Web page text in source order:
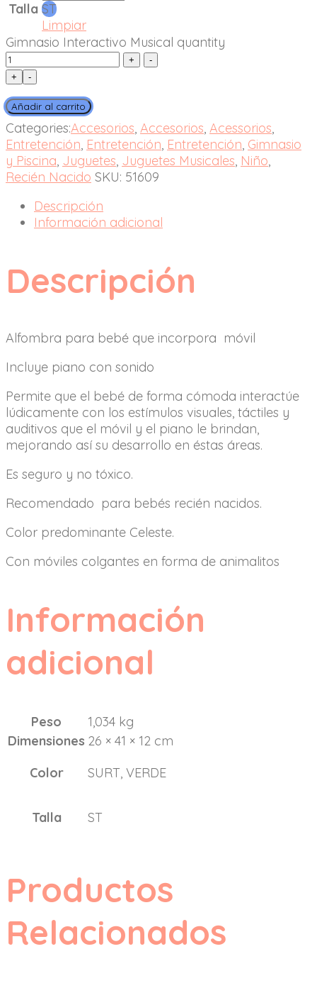
Talla ST
Limpiar
Gimnasio Interactivo Musical quantity
+ -
Añadir al carrito
Categories:Accesorios, Accesorios, Acessorios,
Entretención, Entretención, Entretención, Gimnasio
y Piscina, Juguetes, Juguetes Musicales, Niño,
Recién Nacido SKU: 51609
Descripción
Información adicional
Descripción
Alfombra para bebé que incorpora móvil
Incluye piano con sonido
Permite que el bebé de forma cómoda interactúe
lúdicamente con los estímulos visuales, táctiles y
auditivos que el móvil y el piano le brindan,
mejorando así su desarrollo en éstas áreas.
Es seguro y no tóxico.
Recomendado para bebés recién nacidos.
Color predominante Celeste.
Con móviles colgantes en forma de animalitos
Información
adicional
Peso
1,034 kg
Dimensiones 26 × 41 × 12 cm
Color
SURT, VERDE
Talla ST
Productos
Relacionados